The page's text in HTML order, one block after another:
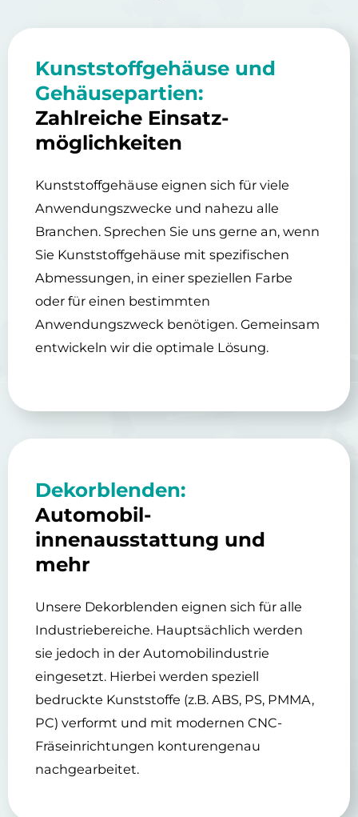
Kunststoffgehäuse und
Gehäusepartien:
Zahlreiche Einsatz­
möglichkeiten
Kunststoffgehäuse eignen sich für viele
Anwendungszwecke und nahezu alle
Branchen. Sprechen Sie uns gerne an, wenn
Sie Kunststoffgehäuse mit spezifischen
Abmessungen, in einer speziellen Farbe
oder für einen bestimmten
Anwendungszweck benötigen. Gemeinsam
entwickeln wir die optimale Lösung.
Dekorblenden:
Automobil­
innenausstattung und
mehr
Unsere Dekorblenden eignen sich für alle
Industriebereiche. Hauptsächlich werden
sie jedoch in der Automobilindustrie
eingesetzt. Hierbei werden speziell
bedruckte Kunststoffe (z.B. ABS, PS, PMMA,
PC) verformt und mit modernen CNC-
Fräseinrichtungen konturengenau
nachgearbeitet.